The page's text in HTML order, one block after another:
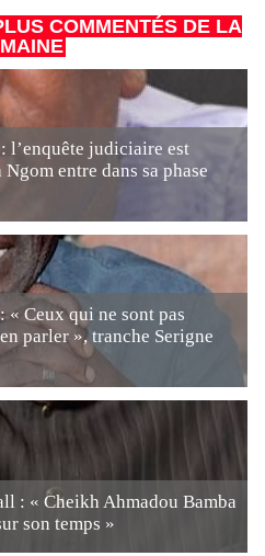
COMMENTÉS DE LA
judiciaire est
entre dans sa phase
« Ceux qui ne sont pas
parler », tranche Serigne
: « Cheikh Ahmadou Bamba
son temps »